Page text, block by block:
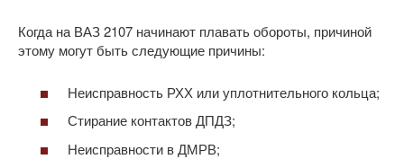
Когда на ВАЗ 2107 начинают плавать обороты, причиной
этому могут быть следующие причины:
Неисправность РХХ или уплотнительного кольца;
Стирание контактов ДПДЗ;
Неисправности в ДМРВ;